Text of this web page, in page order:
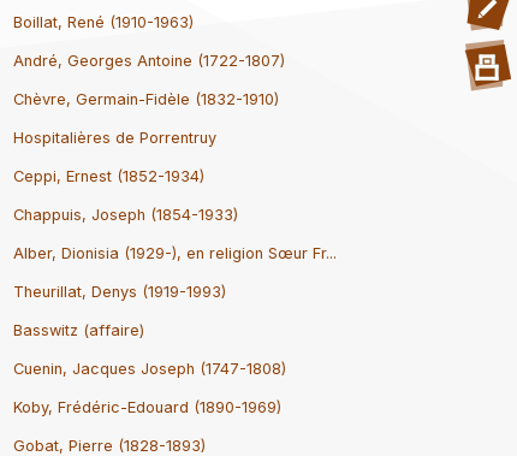
Boillat, René (1910-1963)
André, Georges Antoine (1722-1807)
Chèvre, Germain-Fidèle (1832-1910)
Hospitalières de Porrentruy
Ceppi, Ernest (1852-1934)
Chappuis, Joseph (1854-1933)
Alber, Dionisia (1929-), en religion Sœur Fr...
Theurillat, Denys (1919-1993)
Basswitz (affaire)
Cuenin, Jacques Joseph (1747-1808)
Koby, Frédéric-Edouard (1890-1969)
Gobat, Pierre (1828-1893)